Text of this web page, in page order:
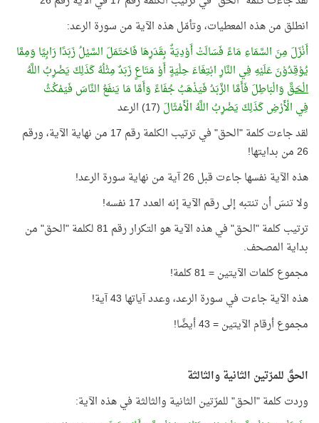
انطلق من هذه المعطيات، وتأمّل هذه الآية من سورة الرعد:
أَنْزَلَ مِنَ السَّمَاءِ مَاءً فَسَالَتْ أَوْدِيَةٌ بِقَدَرِهَا فَاحْتَمَلَ السَّيْلُ زَبَدًا رَابِيًا وَمِمَّا
يُوْقِدُوْنَ عَلَيْهِ فِي النَّارِ ابْتِغَاءَ حِلْيَةٍ أَوْ مَتَاعٍ زَبَدٌ مِثْلُهُ كَذَلِكَ يَضْرِبُ اللَّهُ
الْحَقَّ وَالْبَاطِلَ فَأَمَّا الزَّبَدُ فَيَذْهَبُ جُفَاءً وَأَمَّا مَا يَنفَعُ النَّاسَ فَيَمْكُثُ
فِي الْأَرْضِ كَذَلِكَ يَضْرِبُ اللَّهُ الْأَمْثَالَ (17) الرعد
لقد جاءت كلمة "الحق" في ترتيب الكلمة رقم 17 من نهاية الآية، ورقم
26 من بدايتها!
هذه الآية نفسها جاءت قبل 26 آية من نهاية سورة الرعد!
ولا تنسَ أن تنتبه إلى رقم الآية إنه العدد 17 نفسه!
ترتيب كلمة "الحق" في هذه الآية هو التكرار رقم 81 لكلمة "الحق" من
بداية المصحف.
مجموع كلمات الآيتين = 81 كلمة!
هذه الآية جاءت في سورة الرعد، وعدد آياتها 43 آية!
مجموع أرقام الآيتين = 43 أيضًا!
الحقّ للمرّتين الثانية والثالثة
وردت كلمة "الحق" للمرّتين الثانية والثالثة في هذه الآية: